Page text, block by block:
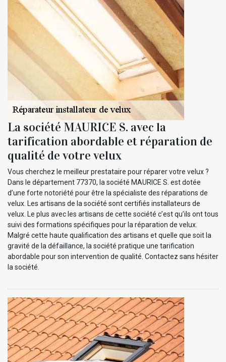
La société MAURICE S. avec la
tarification abordable et réparation de
qualité de votre velux
Vous cherchez le meilleur prestataire pour réparer votre velux ?
Dans le département 77370, la société MAURICE S. est dotée
d’une forte notoriété pour être la spécialiste des réparations de
velux. Les artisans de la société sont certifiés installateurs de
velux. Le plus avec les artisans de cette société c’est qu’ils ont tous
suivi des formations spécifiques pour la réparation de velux.
Malgré cette haute qualification des artisans et quelle que soit la
gravité de la défaillance, la société pratique une tarification
abordable pour son intervention de qualité. Contactez sans hésiter
la société.